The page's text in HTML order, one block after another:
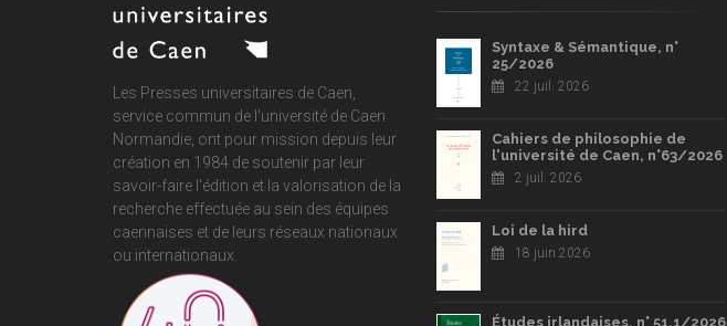
Les Presses universitaires de Caen,
service commun de l'université de Caen
Normandie, ont pour mission depuis leur
création en 1984 de soutenir par leur
savoir-faire l'édition et la valorisation de la
recherche effectuée au sein des équipes
caennaises et de leurs réseaux nationaux
ou internationaux.
Syntaxe & Sémantique, n°
25/2026
22 juil. 2026
Cahiers de philosophie de
l'université de Caen, n°63/2026
2 juil. 2026
Loi de la hird
18 juin 2026
Études irlandaises, n° 51.1/2026